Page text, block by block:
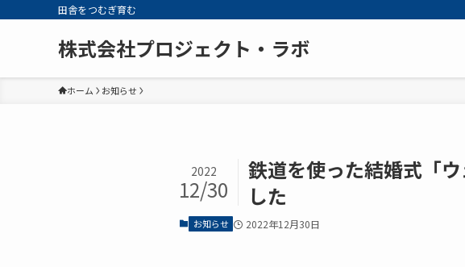
田舎をつむぎ育む
株式会社プロジェクト・ラボ
ホーム お知らせ
鉄道を使った結婚式「
した
2022
12/30
お知らせ 2022年12月30日